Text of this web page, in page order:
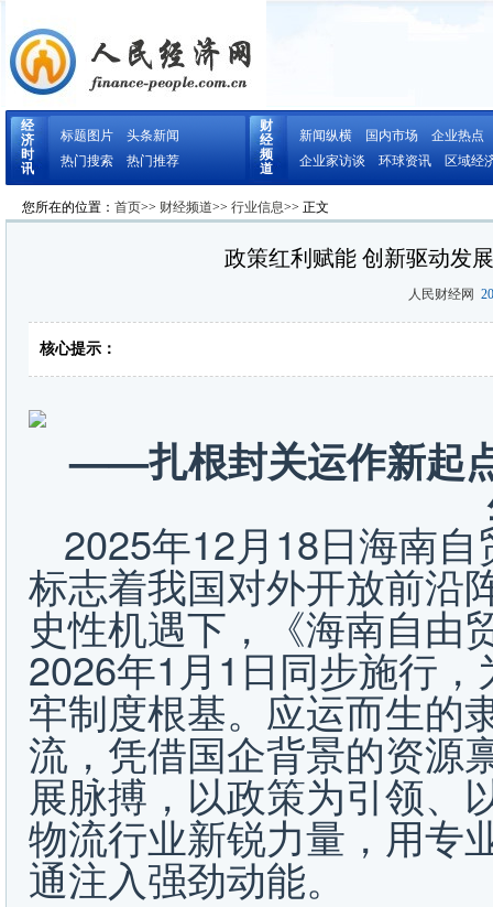
经
济
时
讯
标题图片
头条新闻
热门搜索
热门推荐
财
经
频
道
新闻纵横 国内市场
企业热点
企业家访谈
环球资讯 区域经
您所在的位置： 首页>> 财经频道>> 行业信息>> 正文
政策红利赋能 创新驱动发
人民财经网
核心提示：
——扎根封关运作新起
2025年12月18日海南
标志着我国对外开放前沿
史性机遇下，《海南自由
2026年1月1日同步施行
牢制度根基。应运而生的
流，凭借国企背景的资源
展脉搏，以政策为引领、
物流行业新锐力量，用专
通注入强劲动能。